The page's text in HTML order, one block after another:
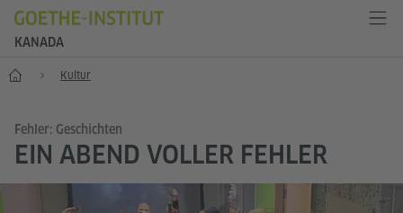
KANADA
Start Kultur
Fehler: Geschichten
EIN ABEND VOLLER FEHLER